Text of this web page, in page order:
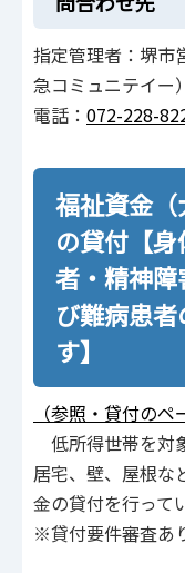
指定管理者：堺
急コミュニテイー）
電話： 072-228-
福祉資金（
の貸付【
者・精神
び難病患
す】
（参照・貸付のペ
低所得世帯を対
居宅、壁、屋根な
金の貸付を行って
※貸付要件審査あ